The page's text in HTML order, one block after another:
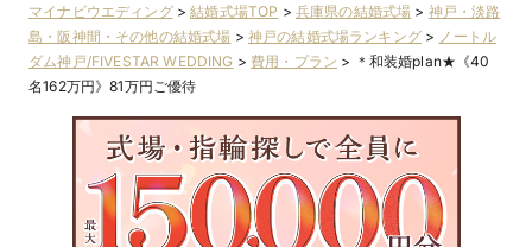
マイナビウエディング>結婚式場TOP > 兵庫県の結婚式場 > 神戸・淡路
島・阪神間・その他の結婚式場 > 神戸の結婚式場ランキング> ノートル
ダム神戸/FIVESTAR WEDDING > 費用・プラン > ＊和装婚plan★《40
名162万円》81万円ご優待